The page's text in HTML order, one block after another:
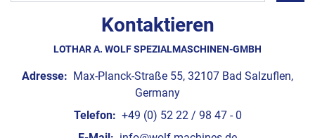
Kontaktieren
LOTHAR A. WOLF SPEZIALMASCHINEN-GMBH
Adresse: Max-Planck-Straße 55, 32107 Bad Salzuflen,
Germany
Telefon: +49 (0) 52 22 / 98 47 - 0